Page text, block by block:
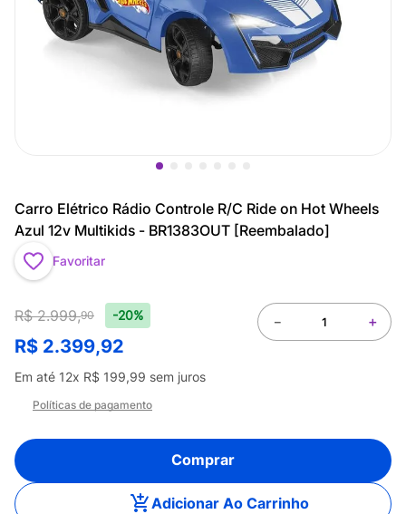
Carro Elétrico Rádio Controle R/C Ride on Hot Wheels
Azul 12v Multikids - BR1383OUT [Reembalado]
Favoritar
R$ 2.999,90 -20%
R$ 2.399,92
Em até 12x R$ 199,99 sem juros
＋
－
Políticas de pagamento
Comprar
Adicionar Ao Carrinho